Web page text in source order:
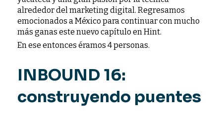
alrededor del marketing digital. Regresamos
emocionados a México para continuar con mucho
más ganas este nuevo capítulo en Hint.
En ese entonces éramos 4 personas.
INBOUND 16:
construyendo puentes